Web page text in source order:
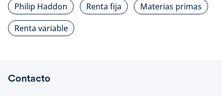
Philip Haddon
Renta fija
Materias primas
Renta variable
Contacto